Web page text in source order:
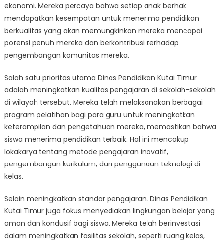
ekonomi. Mereka percaya bahwa setiap anak berhak
mendapatkan kesempatan untuk menerima pendidikan
berkualitas yang akan memungkinkan mereka mencapai
potensi penuh mereka dan berkontribusi terhadap
pengembangan komunitas mereka.
Salah satu prioritas utama Dinas Pendidikan Kutai Timur
adalah meningkatkan kualitas pengajaran di sekolah-sekolah
di wilayah tersebut. Mereka telah melaksanakan berbagai
program pelatihan bagi para guru untuk meningkatkan
keterampilan dan pengetahuan mereka, memastikan bahwa
siswa menerima pendidikan terbaik. Hal ini mencakup
lokakarya tentang metode pengajaran inovatif,
pengembangan kurikulum, dan penggunaan teknologi di
kelas.
Selain meningkatkan standar pengajaran, Dinas Pendidikan
Kutai Timur juga fokus menyediakan lingkungan belajar yang
aman dan kondusif bagi siswa. Mereka telah berinvestasi
dalam meningkatkan fasilitas sekolah, seperti ruang kelas,